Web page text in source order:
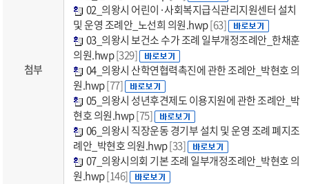
첨부
02_의왕시 어린이·사회복지급식관리지원센터 설치
및 운영 조례안_노선희 의원.hwp[63]
03_의왕시 보건소 수가 조례 일부개정조례안_한채훈
의원.hwp[329]
04_의왕시 산학연협력촉진에 관한 조례안_박현호 의
원.hwp[77]
05_의왕시 성년후견제도 이용지원에 관한 조례안_박
현호 의원.hwp[75]
06_의왕시 직장운동 경기부 설치 및 운영 조례 폐지조
례안_박현호 의원.hwp[33]
07_의왕시의회 기본 조례 일부개정조례안_박현호 의
원.hwp[146]